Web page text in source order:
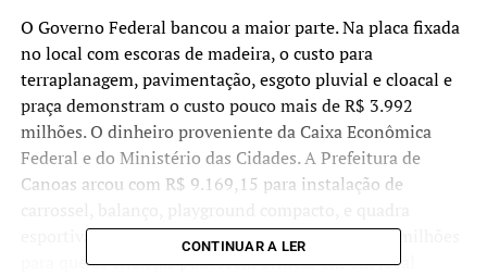
O Governo Federal bancou a maior parte. Na placa fixada
no local com escoras de madeira, o custo para
terraplanagem, pavimentação, esgoto pluvial e cloacal e
praça demonstram o custo pouco mais de R$ 3.992
milhões. O dinheiro proveniente da Caixa Econômica
Federal e do Ministério das Cidades. A Prefeitura de
Canoas arcou com R$ 9.169,15 para instalação de
esportiva de areia. Uma parceria de mais de R$ 4 milhões
para que as crianças pudessem brincar em um local
CONTINUAR A LER